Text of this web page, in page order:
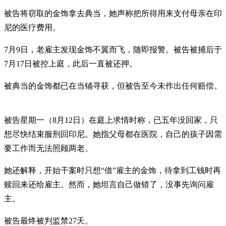
被告将窃取的金饰拿去典当，她声称把所得用来支付母亲在印
尼的医疗费用。
7月9日，老雇主发现金饰不翼而飞，随即报警。被告被捕后于
7月17日被控上庭，此后一直被还押。
被典当的金饰都已在当铺寻获，但被告至今未作出任何赔偿。
被告星期一（8月12日）在庭上求情时称，已五年没回家，只
想尽快结束服刑回印尼。她指父母都在医院，自己的孩子因需
要工作而无法照顾两老。
她还解释，开始干案时只想“借”雇主的金饰，待拿到工钱时再
赎回来还给雇主。然而，她坦言自己做错了，没事先询问雇
主。
被告最终被判监禁27天。